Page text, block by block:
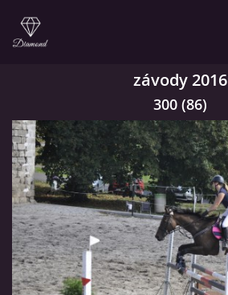
© 2026 eStránky.cz
závody 2016
300 (86)